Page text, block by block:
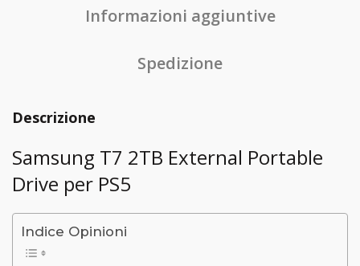
Informazioni aggiuntive
Spedizione
Descrizione
Samsung T7 2TB External Portable
Drive per PS5
Indice Opinioni